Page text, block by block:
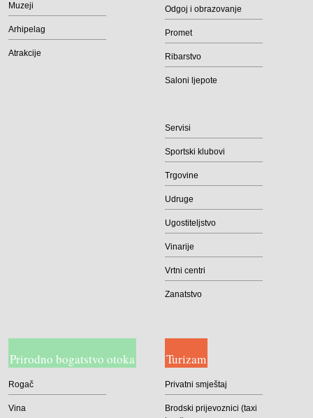
Muzeji
Arhipelag
Atrakcije
Odgoj i obrazovanje
Promet
Ribarstvo
Saloni ljepote
Servisi
Sportski klubovi
Trgovine
Udruge
Ugostiteljstvo
Vinarije
Vrtni centri
Zanatstvo
Prirodno bogatstvo otoka
Rogač
Vina
Turizam
Privatni smještaj
Brodski prijevoznici (taxi